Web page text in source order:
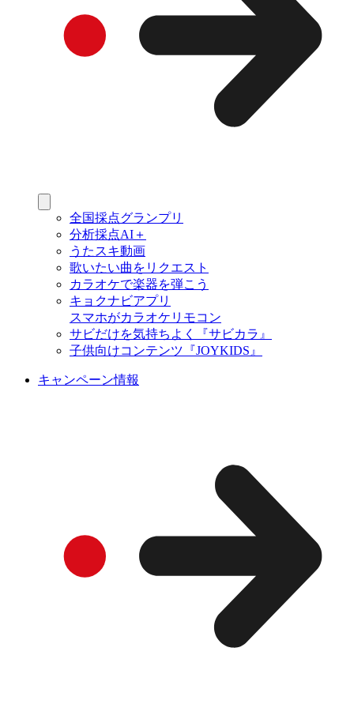
全国採点グランプリ
分析採点AI＋
うたスキ動画
歌いたい曲をリクエスト
カラオケで楽器を弾こう
キョクナビアプリ
スマホがカラオケリモコン
サビだけを気持ちよく『サビカラ』
子供向けコンテンツ『JOYKIDS』
キャンペーン情報